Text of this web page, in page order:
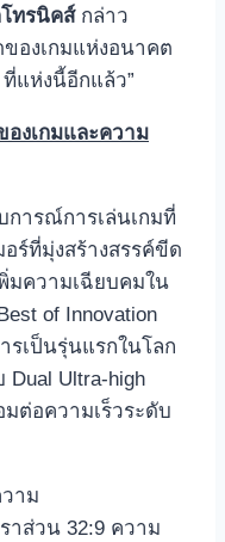
ทรนิคส์กล่าว
ของเกมแห่งอนาคต
แห่งนี้อีกแล้ว”
งเกมและความ
การณ์การเล่นเกมที่
ร์ที่มุ่งสร้างสรรค์ขีด
มความเฉียบคมใน
of Innovation
รเป็นรุ่นแรกในโลก
Ultra-high
มต่อความเร็วระดับ
าม
าส่วน 32:9 ความ